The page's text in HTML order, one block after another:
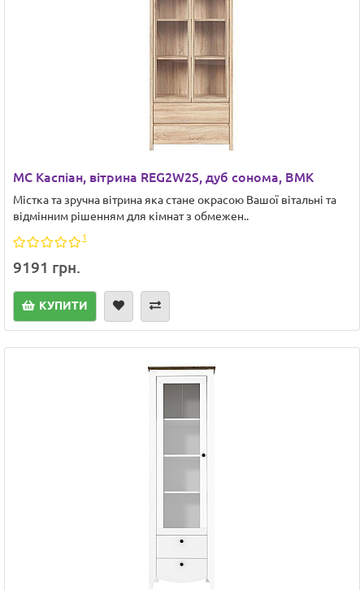
МС Каспіан, вітрина REG2W2S, дуб сонома, ВМК
Містка та зручна вітрина яка стане окрасою Вашої вітальні та
відмінним рішенням для кімнат з обмежен..
1
9191 грн.
КУПИТИ